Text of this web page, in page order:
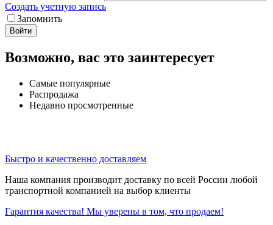
Создать учетную запись
Запомнить
Войти
Возможно, вас это заинтересует
Самые популярные
Распродажа
Недавно просмотренные
Быстро и качественно доставляем
Наша компания производит доставку по всей России любой
транспортной компанией на выбор клиенты
Гарантия качества! Мы уверены в том, что продаем!